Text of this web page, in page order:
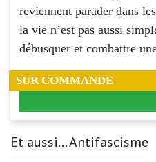
reviennent parader dans
la vie n’est pas aussi
débusquer et combattre
SUR COMMANDE
Et aussi... Antifascisme